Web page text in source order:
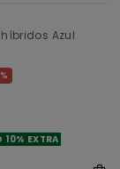
Azul
10% EXTRA